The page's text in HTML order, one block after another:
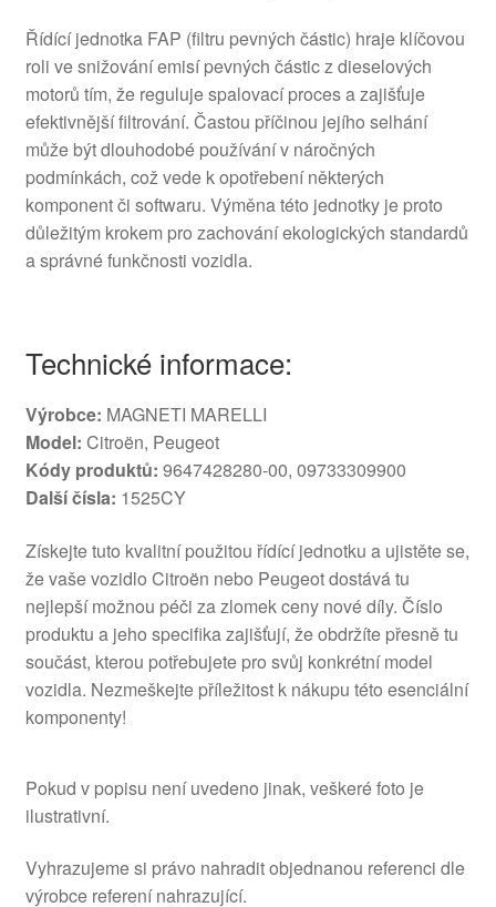
Řídící jednotka FAP (filtru pevných částic) hraje klíčovou
roli ve snižování emisí pevných částic z dieselových
motorů tím, že reguluje spalovací proces a zajišťuje
efektivnější filtrování. Častou příčinou jejího selhání
může být dlouhodobé používání v náročných
podmínkách, což vede k opotřebení některých
komponent či softwaru. Výměna této jednotky je proto
důležitým krokem pro zachování ekologických standardů
a správné funkčnosti vozidla.
Technické informace:
Výrobce: MAGNETI MARELLI
Model: Citroën, Peugeot
Kódy produktů: 9647428280-00, 09733309900
Další čísla: 1525CY
Získejte tuto kvalitní použitou řídící jednotku a ujistěte se,
že vaše vozidlo Citroën nebo Peugeot dostává tu
nejlepší možnou péči za zlomek ceny nové díly. Číslo
produktu a jeho specifika zajišťují, že obdržíte přesně tu
součást, kterou potřebujete pro svůj konkrétní model
vozidla. Nezmeškejte příležitost k nákupu této esenciální
komponenty!
Pokud v popisu není uvedeno jinak, veškeré foto je
ilustrativní.
Vyhrazujeme si právo nahradit objednanou referenci dle
výrobce referení nahrazující.